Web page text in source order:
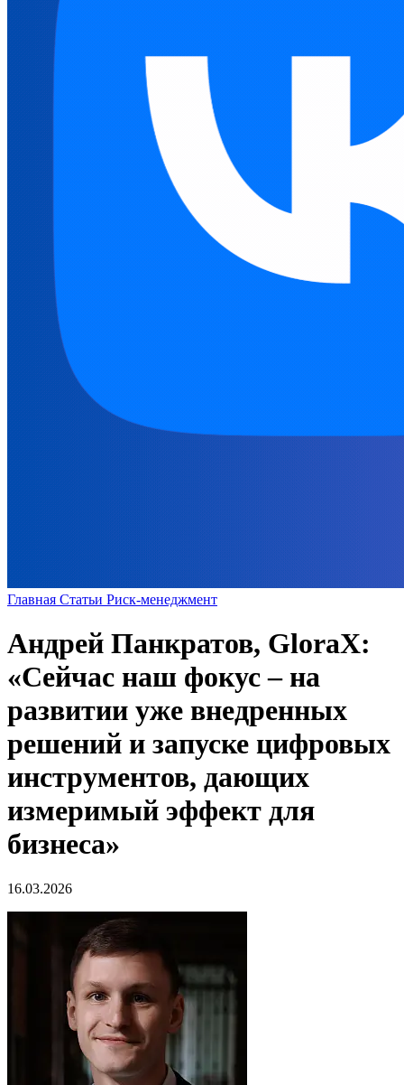
Главная Статьи Риск-менеджмент
Андрей Панкратов, GloraX:
«Сейчас наш фокус – на
развитии уже внедренных
решений и запуске цифровых
инструментов, дающих
измеримый эффект для
бизнеса»
16.03.2026